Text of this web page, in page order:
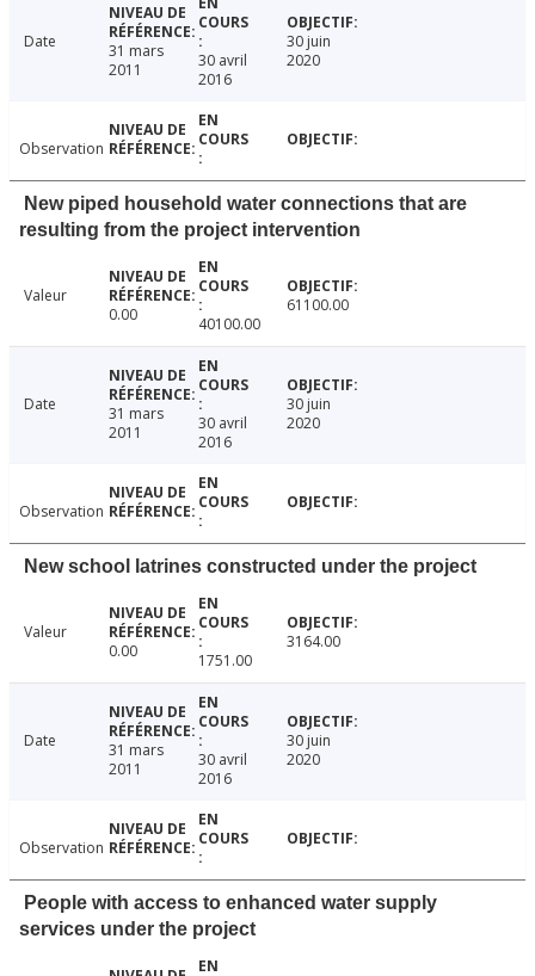
Date
31 mars
2011
30 avril
2016
30 juin
2020
Observation
New piped household water connections that are
resulting from the project intervention
Valeur
0.00
40100.00
61100.00
Date
31 mars
2011
30 avril
2016
30 juin
2020
Observation
New school latrines constructed under the project
Valeur
0.00
1751.00
3164.00
Date
31 mars
2011
30 avril
2016
30 juin
2020
Observation
People with access to enhanced water supply
services under the project